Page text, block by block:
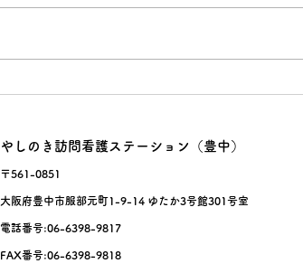
やしのき訪問看護ステーション（豊中）
〒561-0851
大阪府豊中市服部元町1-9-14 ゆたか3号館301号室
電話番号:06-6398-9817
FAX番号:06-6398-9818